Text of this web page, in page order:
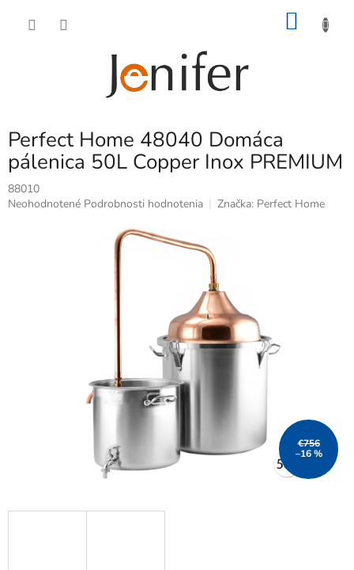
Perfect Home 48040 Domáca
pálenica 50L Copper Inox PREMIUM
88010
Priemerné
Neohodnotené Podrobnosti hodnotenia Značka: Perfect Home
€756
–16 %